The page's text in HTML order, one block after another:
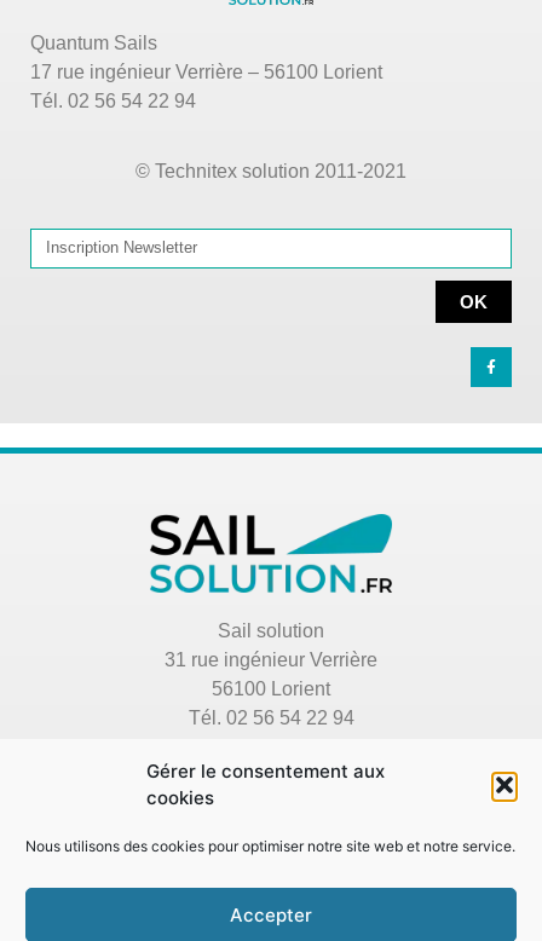
Gérer le consentement aux
cookies
Nous utilisons des cookies pour optimiser notre site web et notre service.
Accepter
Quantum Sails
17 rue ingénieur Verrière – 56100 Lorient
Tél. 02 56 54 22 94
© Technitex solution 2011-2021
OK
Sail solution
31 rue ingénieur Verrière
56100 Lorient
Tél. 02 56 54 22 94
© Sail solution 2025